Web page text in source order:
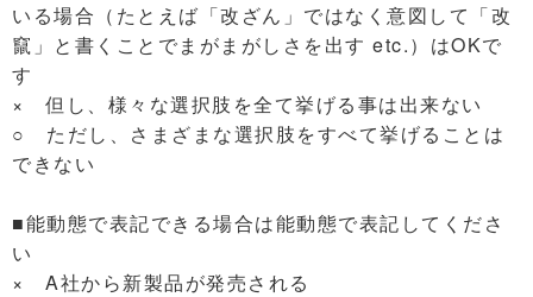
いる場合（たとえば「改ざん」ではなく意図して「改
竄」と書くことでまがまがしさを出す etc.）はOKで
す
× 但し、様々な選択肢を全て挙げる事は出来ない
○ ただし、さまざまな選択肢をすべて挙げることは
できない
■能動態で表記できる場合は能動態で表記してくださ
い
× A社から新製品が発売される